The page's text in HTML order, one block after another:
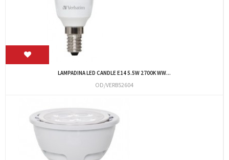
LAMPADINA LED CANDLE E14 5.5W 2700K WW...
OD/VERB52604